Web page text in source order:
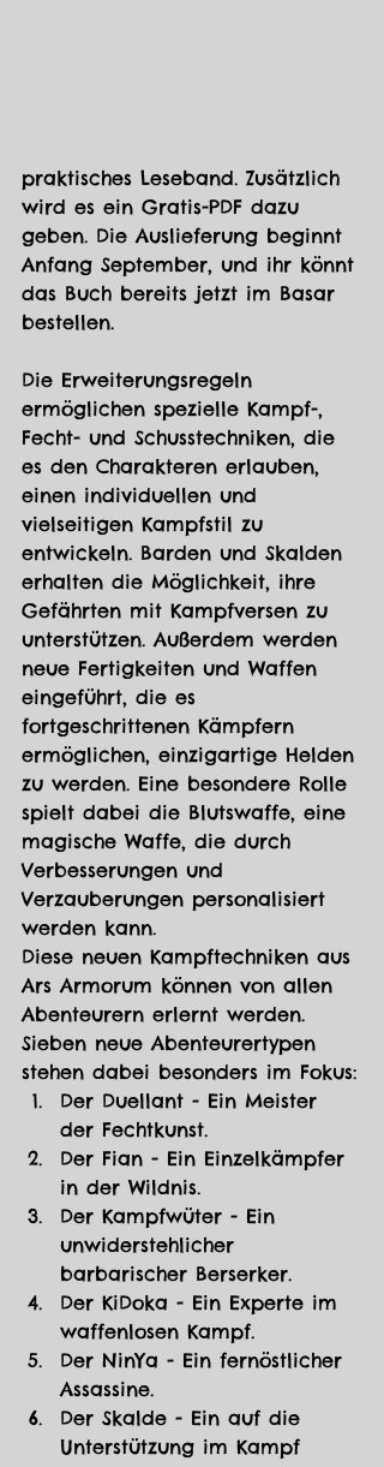
praktisches Leseband. Zusätzlich
wird es ein Gratis-PDF dazu
geben. Die Auslieferung beginnt
Anfang September, und ihr könnt
das Buch bereits jetzt im Basar
bestellen.
Die Erweiterungsregeln
ermöglichen spezielle Kampf-,
Fecht- und Schusstechniken, die
es den Charakteren erlauben,
einen individuellen und
vielseitigen Kampfstil zu
entwickeln. Barden und Skalden
erhalten die Möglichkeit, ihre
Gefährten mit Kampfversen zu
unterstützen. Außerdem werden
neue Fertigkeiten und Waffen
eingeführt, die es
fortgeschrittenen Kämpfern
ermöglichen, einzigartige Helden
zu werden. Eine besondere Rolle
spielt dabei die Blutswaffe, eine
magische Waffe, die durch
Verbesserungen und
Verzauberungen personalisiert
werden kann.
Diese neuen Kampftechniken aus
Ars Armorum können von allen
Abenteurern erlernt werden.
Sieben neue Abenteurertypen
stehen dabei besonders im Fokus:
Der Duellant - Ein Meister
der Fechtkunst.
Der Fian - Ein Einzelkämpfer
in der Wildnis.
Der Kampfwüter - Ein
unwiderstehlicher
barbarischer Berserker.
Der KiDoka - Ein Experte im
waffenlosen Kampf.
Der NinYa - Ein fernöstlicher
Assassine.
Der Skalde - Ein auf die
Unterstützung im Kampf